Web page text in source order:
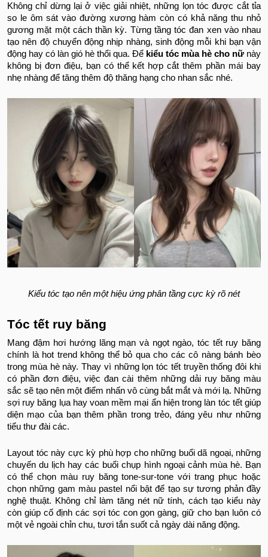
Không chỉ dừng lại ở việc giải nhiệt, những lọn tóc được cắt tỉa
so le ôm sát vào đường xương hàm còn có khả năng thu nhỏ
gương mặt một cách thần kỳ. Từng tầng tóc đan xen vào nhau
tạo nên độ chuyển động nhịp nhàng, sinh động mỗi khi bạn vận
động hay có làn gió hè thổi qua. Để kiểu tóc mùa hè cho nữ này
không bị đơn điệu, bạn có thể kết hợp cắt thêm phần mái bay
nhẹ nhàng để tăng thêm độ thăng hạng cho nhan sắc nhé.
Kiểu tóc tạo nên một hiệu ứng phân tầng cực kỳ rõ nét
Tóc tết ruy băng
Mang đậm hơi hướng lãng mạn và ngọt ngào, tóc tết ruy băng
chính là hot trend không thể bỏ qua cho các cô nàng bánh bèo
trong mùa hè này. Thay vì những lọn tóc tết truyền thống đôi khi
có phần đơn điệu, việc đan cài thêm những dải ruy băng màu
sắc sẽ tạo nên một điểm nhấn vô cùng bắt mắt và mới lạ. Những
sợi ruy băng lụa hay voan mềm mại ẩn hiện trong làn tóc tết giúp
diện mạo của bạn thêm phần trong trẻo, đáng yêu như những
tiểu thư đài các.
Layout tóc này cực kỳ phù hợp cho những buổi dã ngoại, những
chuyến du lịch hay các buổi chụp hình ngoại cảnh mùa hè. Bạn
có thể chọn màu ruy băng tone-sur-tone với trang phục hoặc
chọn những gam màu pastel nổi bật để tạo sự tương phản đầy
nghệ thuật. Không chỉ làm tăng nét nữ tính, cách tạo kiểu này
còn giúp cố định các sợi tóc con gọn gàng, giữ cho bạn luôn có
một vẻ ngoài chỉn chu, tươi tắn suốt cả ngày dài năng động.